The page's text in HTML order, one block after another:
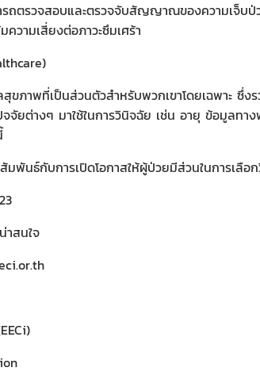
ตรวจสอบและตรวจจับสัญญาณของความเจ็บป่
ความเสี่ยงต่อภาวะซึมเศร้า
สุขภาพที่เป็นส่วนตัวสําหรับพวกเขาโดยเฉพาะ
จจัยต่างๆ มาใช้ในการวินิจฉัย เช่น อายุ ข้อมูล
นธ์กับการเปิดโอกาสให้ผู้ป่วยมีส่วนในการเลือ
าสนใจ